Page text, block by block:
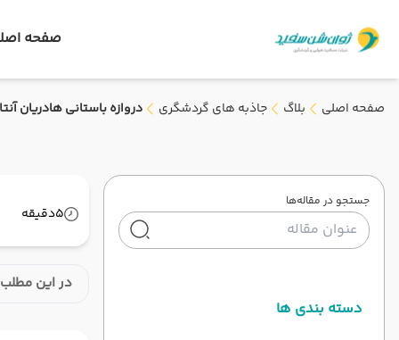
صفحه
صفحه اصلی بلاگ جاذبه های گردشگری دروازه باستانی هادریان
جستجو در مقاله‌ها
دسته بندی ها
5دقیقه
در این